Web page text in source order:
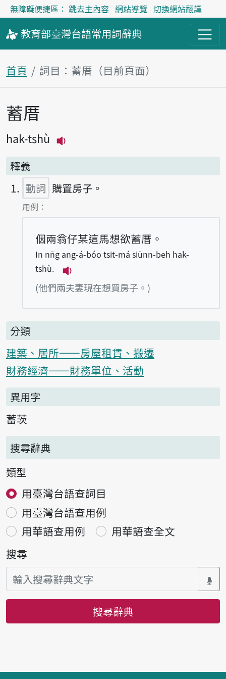
無障礙便捷區： 跳去主內容 網站導覽 切換網站翻譯
教育部臺灣台語常用詞辭典
首頁 詞目：蓄厝（目前頁面）
主內容區塊
蓄厝
hak-tshù
釋義
動詞 購置房子。
第1項釋義的
用例：
𪜶兩翁仔某這馬想欲蓄厝。
In nn̄g ang-á-bóo tsit-má siūnn-beh hak-
tshù.
播放例句In nn̄g ang-á-bóo tsit-
(他們兩夫妻現在想買房子。)
分類
建築、居所——房屋租賃、搬遷
財務經濟——財務單位、活動
異用字
蓄茨
搜尋辭典
類型
用臺灣台語查詞目
用臺灣台語查用例
用華語查用例
用華語查全文
搜尋
搜尋辭典